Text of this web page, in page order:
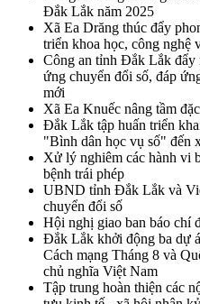
Đắk Lắk năm 2025
Xã Ea Drăng thúc đẩy
triển khoa học, công nghệ
Công an tỉnh Đắk Lắk đẩy
ứng chuyển đổi số, đáp
mới
Xã Ea Knuếc nâng tầm
Đắk Lắk tập huấn triển
"Bình dân học vụ số" đến
Xử lý nghiêm các hành vi
bệnh trái phép
UBND tỉnh Đắk Lắk và
chuyển đổi số
Hội nghị giao ban báo chí
Đắk Lắk khởi động ba dự
Cách mạng Tháng 8 và
chủ nghĩa Việt Nam
Tập trung hoàn thiện các